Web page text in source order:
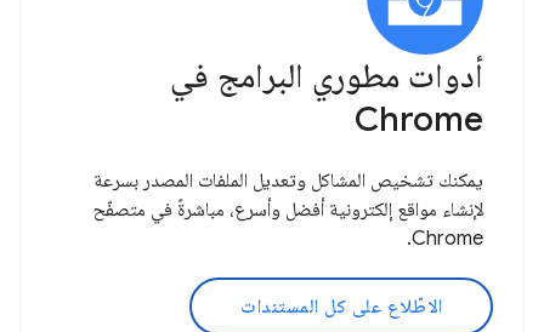
أدوات مطوري البرامج في
Chrome
يمكنك تشخيص المشاكل وتعديل الملفات المصدر بسرعة
لإنشاء مواقع إلكترونية أفضل وأسرع، مباشرةً في متصفّح
Chrome.
الاطّلاع على كل المستندات